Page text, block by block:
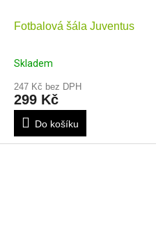
Fotbalová šála Juventus
Skladem
247 Kč bez DPH
299 Kč
Do košíku